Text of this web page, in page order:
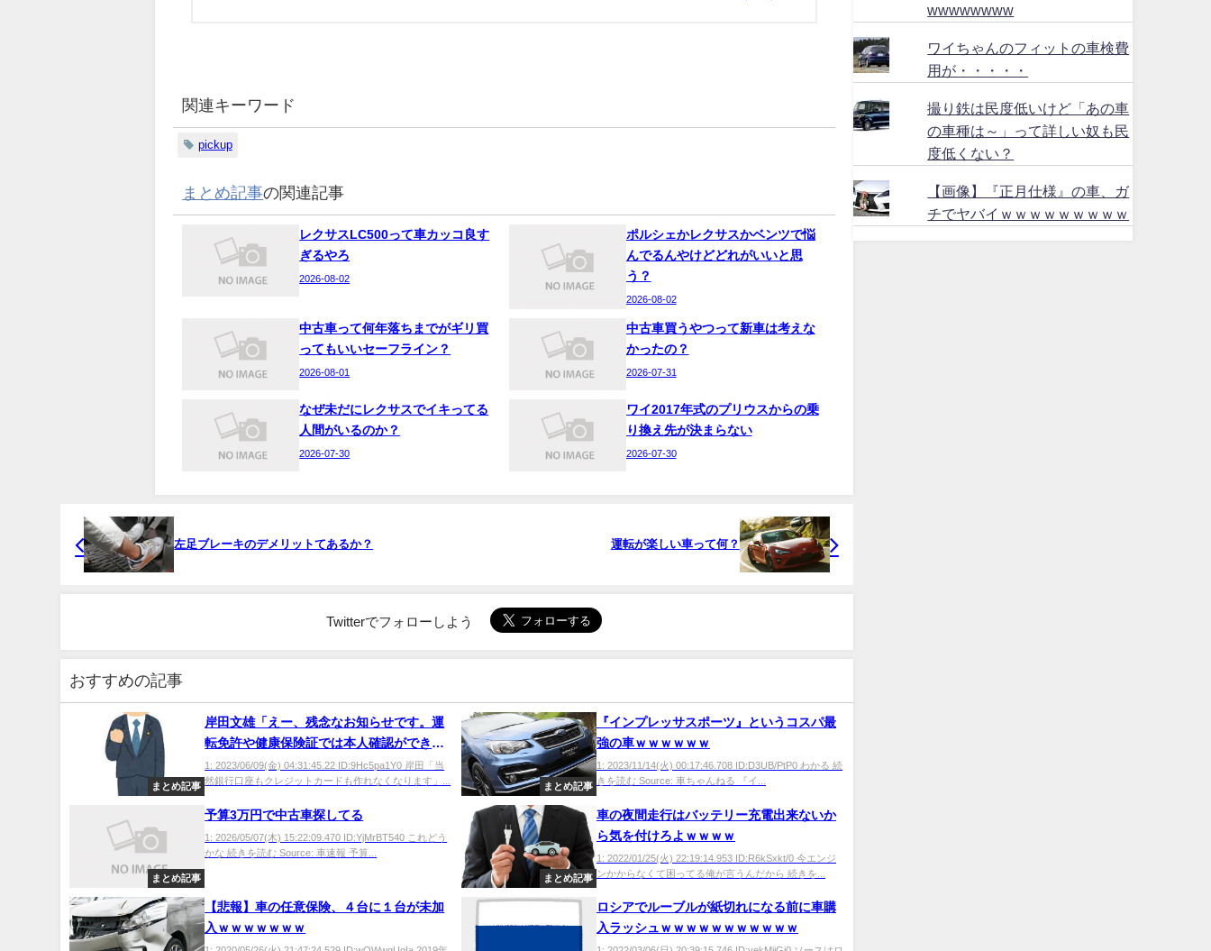
関連キーワード
pickup
まとめ記事の関連記事
レクサスLC500って車カッコ良す
ぎるやろ
2026-08-02
ポルシェかレクサスかベンツで悩
んでるんやけどどれがいいと思
う？
2026-08-02
中古車って何年落ちまでがギリ買
ってもいいセーフライン？
2026-08-01
中古車買うやつって新車は考えな
かったの？
2026-07-31
なぜ未だにレクサスでイキってる
人間がいるのか？
2026-07-30
ワイ2017年式のプリウスからの乗
り換え先が決まらない
2026-07-30
左足ブレーキのデメリットてあるか？ 運転が楽しい車って何？
Twitterでフォローしよう
おすすめの記事
まとめ記事
岸田文雄「えー、残念なお知らせです。運
転免許や健康保険証では本人確認ができな
くなります」
1: 2023/06/09(金) 04:31:45.22 ID:9Hc5pa1Y0 岸田「当
然銀行口座もクレジットカードも作れなくなります」...
まとめ記事
『インプレッサスポーツ』というコスパ最
強の車ｗｗｗｗｗｗ
1: 2023/11/14(火) 00:17:46.708 ID:D3UB/PtP0 わかる 続
きを読む Source: 車ちゃんねる 『イ...
まとめ記事
予算3万円で中古車探してる
1: 2026/05/07(木) 15:22:09.470 ID:YjMrBT540 これどう
かな 続きを読む Source: 車速報 予算...
まとめ記事
車の夜間走行はバッテリー充電出来ないか
ら気を付けろよｗｗｗｗ
1: 2022/01/25(火) 22:19:14.953 ID:R6kSxkt/0 今エンジ
ンかからなくて困ってる俺が言うんだから 続きを...
【悲報】車の任意保険、４台に１台が未加
入ｗｗｗｗｗｗｗ
ロシアでルーブルが紙切れになる前に車購
入ラッシュｗｗｗｗｗｗｗｗｗｗｗ
wwwwwwww
ワイちゃんのフィットの車検費
用が・・・・・
撮り鉄は民度低いけど「あの車
の車種は～」って詳しい奴も民
度低くない？
【画像】『正月仕様』の車、ガ
チでヤバイｗｗｗｗｗｗｗｗｗ